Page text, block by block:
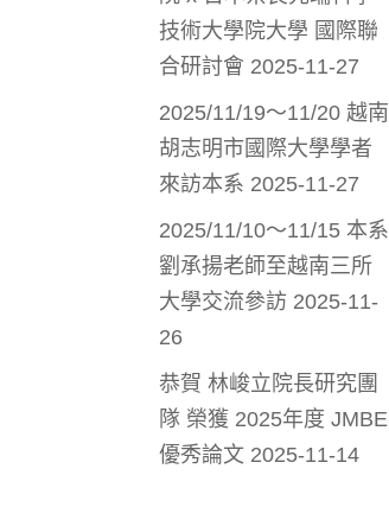
技術大學院大學 國際聯
合研討會 2025-11-27
2025/11/19～11/20 越南
胡志明市國際大學學者
來訪本系 2025-11-27
2025/11/10～11/15 本系
劉承揚老師至越南三所
大學交流參訪 2025-11-
26
恭賀 林峻立院長研究團
隊 榮獲 2025年度 JMBE
優秀論文 2025-11-14